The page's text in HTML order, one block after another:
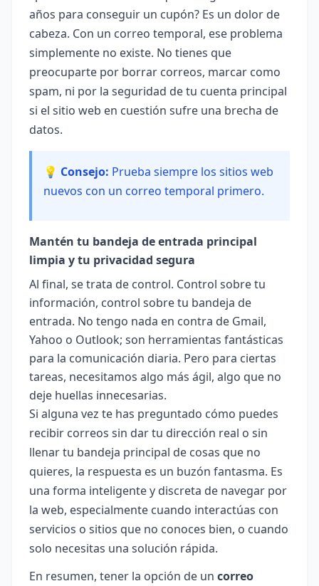
años para conseguir un cupón? Es un dolor de
cabeza. Con un correo temporal, ese problema
simplemente no existe. No tienes que
preocuparte por borrar correos, marcar como
spam, ni por la seguridad de tu cuenta principal
si el sitio web en cuestión sufre una brecha de
datos.
💡 Consejo: Prueba siempre los sitios web
nuevos con un correo temporal primero.
Mantén tu bandeja de entrada principal
limpia y tu privacidad segura
Al final, se trata de control. Control sobre tu
información, control sobre tu bandeja de
entrada. No tengo nada en contra de Gmail,
Yahoo o Outlook; son herramientas fantásticas
para la comunicación diaria. Pero para ciertas
tareas, necesitamos algo más ágil, algo que no
deje huellas innecesarias.
Si alguna vez te has preguntado cómo puedes
recibir correos sin dar tu dirección real o sin
llenar tu bandeja principal de cosas que no
quieres, la respuesta es un buzón fantasma. Es
una forma inteligente y discreta de navegar por
la web, especialmente cuando interactúas con
servicios o sitios que no conoces bien, o cuando
solo necesitas una solución rápida.
En resumen, tener la opción de un correo